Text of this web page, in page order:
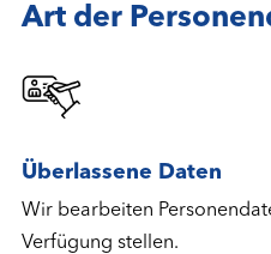
Art der
Überlassene Daten
Wir bearbeiten
Verfügung stellen.